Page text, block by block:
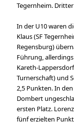
Tegernheim.
In der U10 waren
Klaus (SF
Regensburg)
Führung,
Kareth-
Turnerschaft) und
2,5 Punkten. In
Dombert
ersten Platz.
fünf erzielten